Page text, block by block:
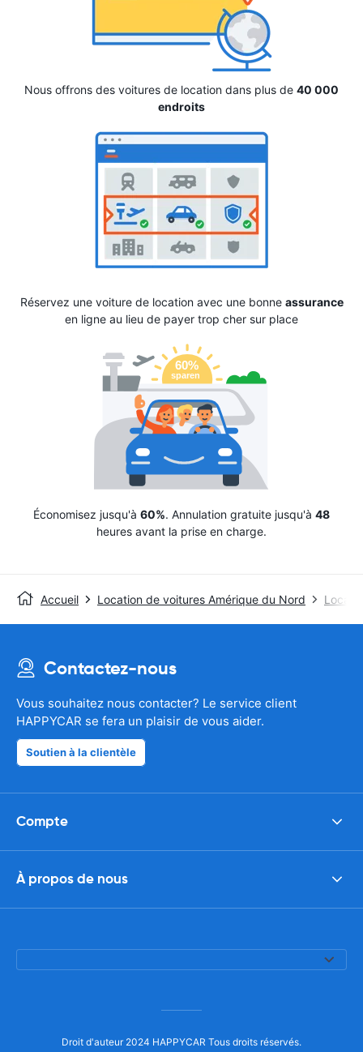
Nous offrons des voitures de location dans plus de 40 000
endroits
Réservez une voiture de location avec une bonne assurance
en ligne au lieu de payer trop cher sur place
Économisez jusqu'à 60%. Annulation gratuite jusqu'à 48
heures avant la prise en charge.
Accueil Location de voitures Amérique du Nord
Contactez-nous
Vous souhaitez nous contacter? Le service client
HAPPYCAR se fera un plaisir de vous aider.
Soutien à la clientèle
Compte
À propos de nous
Droit d'auteur 2024 HAPPYCAR Tous droits réservés.